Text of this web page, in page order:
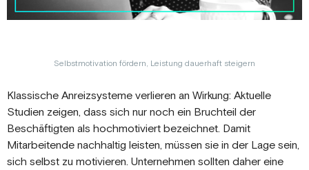
Selbstmotivation fördern, Leistung dauerhaft steigern
Klassische Anreizsysteme verlieren an Wirkung: Aktuelle
Studien zeigen, dass sich nur noch ein Bruchteil der
Beschäftigten als hochmotiviert bezeichnet. Damit
Mitarbeitende nachhaltig leisten, müssen sie in der Lage sein,
sich selbst zu motivieren. Unternehmen sollten daher eine